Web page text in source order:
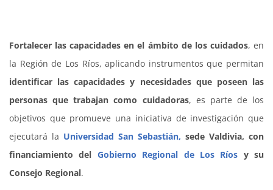
Fortalecer las capacidades en el ámbito de los cuidados, en
la Región de Los Ríos, aplicando instrumentos que permitan
identificar las capacidades y necesidades que poseen las
personas que trabajan como cuidadoras, es parte de los
objetivos que promueve una iniciativa de investigación que
ejecutará la Universidad San Sebastián, sede Valdivia, con
financiamiento del Gobierno Regional de Los Ríos y su
Consejo Regional.